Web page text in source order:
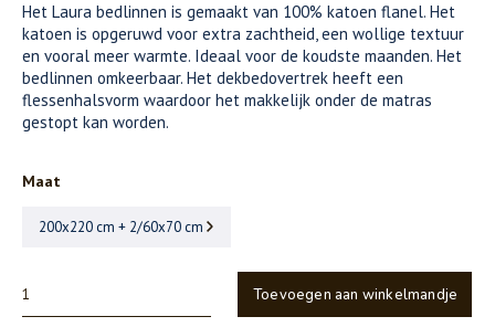
Het Laura bedlinnen is gemaakt van 100% katoen flanel. Het
katoen is opgeruwd voor extra zachtheid, een wollige textuur
en vooral meer warmte. Ideaal voor de koudste maanden. Het
bedlinnen omkeerbaar. Het dekbedovertrek heeft een
flessenhalsvorm waardoor het makkelijk onder de matras
gestopt kan worden.
Maat
200x220 cm + 2/60x70 cm
Toevoegen aan winkelmandje